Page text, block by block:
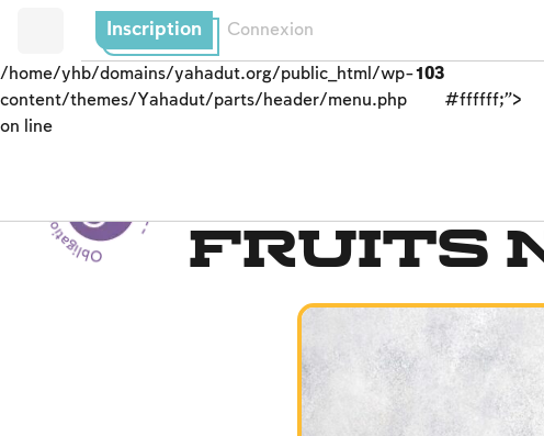
Inscription Connexion
/home/yhb/domains/yahadut.org/public_html/wp-
content/themes/Yahadut/parts/header/menu.php
on line
103
#ffffff;">
Obligations de l’homme envers Dieu -- Fruits